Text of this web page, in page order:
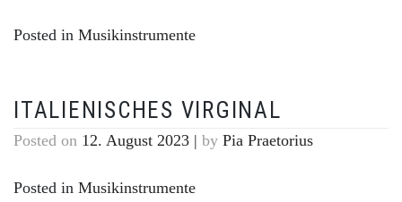
Posted in Musikinstrumente
ITALIENISCHES VIRGINAL
Posted on 12. August 2023 | by Pia Praetorius
Posted in Musikinstrumente